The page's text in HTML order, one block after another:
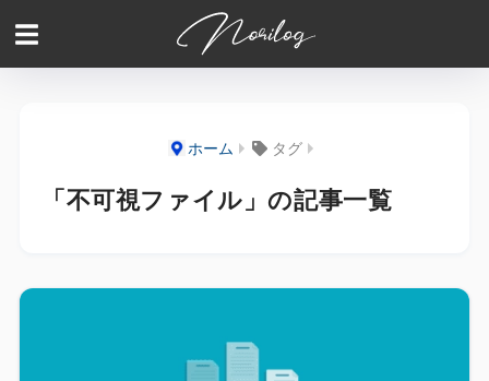
ホーム タグ
「不可視ファイル」の記事一覧